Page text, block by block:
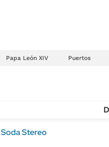
Papa León XIV Puertos
Soda Stereo